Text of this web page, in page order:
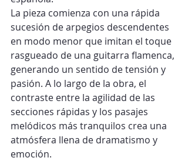
La pieza comienza con una rápida
sucesión de arpegios descendentes
en modo menor que imitan el toque
rasgueado de una guitarra flamenca,
generando un sentido de tensión y
pasión. A lo largo de la obra, el
contraste entre la agilidad de las
secciones rápidas y los pasajes
melódicos más tranquilos crea una
atmósfera llena de dramatismo y
emoción.